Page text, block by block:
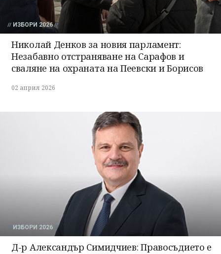
ИЗБОРИ 2026
Николай Денков за новия парламент:
Незабавно отстраняване на Сарафов и
сваляне на охраната на Пеевски и Борисов
02 април 2026
ИЗБОРИ 2026
Д-р Александър Симидчиев: Правосъдието е